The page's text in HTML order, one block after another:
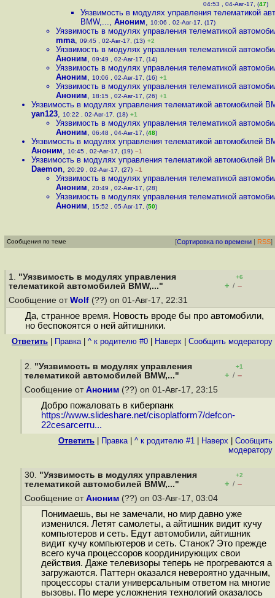
04:53 , 04-Авг-17, (47)
Уязвимость в модулях управления телематикой
BMW,..., Аноним, 10:06 , 02-Авг-17, (17)
Уязвимость в модулях управления телематикой
mma, 09:45 , 02-Авг-17, (13) +2
Уязвимость в модулях управления телематикой
Аноним, 09:49 , 02-Авг-17, (14)
Уязвимость в модулях управления телематикой
Аноним, 10:06 , 02-Авг-17, (16) +1
Уязвимость в модулях управления телематикой
Аноним, 18:15 , 02-Авг-17, (26) +1
Уязвимость в модулях управления телематикой автомобилей
yan123, 10:22 , 02-Авг-17, (18) +1
Уязвимость в модулях управления телематикой
Аноним, 06:48 , 04-Авг-17, (48)
Уязвимость в модулях управления телематикой автомобилей
Аноним, 10:45 , 02-Авг-17, (19) –1
Уязвимость в модулях управления телематикой автомобилей
Daemon, 20:29 , 02-Авг-17, (27) –1
Уязвимость в модулях управления телематикой
Аноним, 20:49 , 02-Авг-17, (28)
Уязвимость в модулях управления телематикой
Аноним, 15:52 , 05-Авг-17, (50)
Сообщения по теме [Сортировка по времени | RSS]
1. "Уязвимость в модулях управления
телематикой автомобилей BMW,..."
+6
+ / –
Сообщение от Wolf (??) on 01-Авг-17, 22:31
Да, странное время. Новость вроде бы про автомобили,
но беспокоятся о ней айтишники.
Ответить Правка| ^ к родителю #0 Наверх Cообщить модератору
2. "Уязвимость в модулях управления
телематикой автомобилей BMW,..."
+1
+ / –
Сообщение от Аноним (??) on 01-Авг-17, 23:15
Добро пожаловать в киберпанк
https://www.slideshare.net/cisoplatform7/defcon-
22cesarcerru...
Ответить Правка| ^ к родителю #1 Наверх
Cообщить
модератору
30. "Уязвимость в модулях управления
телематикой автомобилей BMW,..."
+2
+ / –
Сообщение от Аноним (??) on 03-Авг-17, 03:04
Понимаешь, вы не замечали, но мир давно уже
изменился. Летят самолеты, а айтишник видит кучу
компьютеров и сеть. Едут автомобили, айтишник
видит кучу компьютеров и сеть. Станок? Это прежде
всего куча процессоров координирующих свои
действия. Даже телевизоры теперь не прогреваются а
загружаются. Паттерн оказался невероятно удачным,
процессоры стали универсальным ответом на многие
вызовы. По мере усложнения технологий оказалось